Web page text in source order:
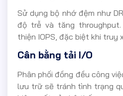
Sử dụng bộ nhớ đệm như
độ trễ và tăng
thiện IOPS, đặc biệt khi truy
Cân bằng tải I/O
Phân phối đồng đều công
lưu trữ sẽ tránh tình trạng